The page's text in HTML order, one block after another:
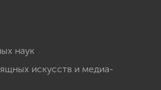
наук
искусств и медиа-